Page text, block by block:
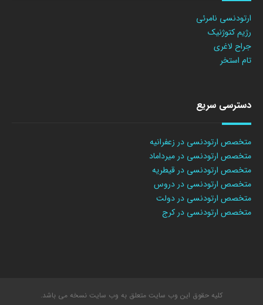
ارتودنسی نامرئی
رژیم کتوژنیک
جراح لاغری
تام استخر
دسترسی سریع
متخصص ارتودنسی در زعفرانیه
متخصص ارتودنسی در میرداماد
متخصص ارتودنسی در قیطریه
متخصص ارتودنسی در دروس
متخصص ارتودنسی در دولت
متخصص ارتودنسی در کرج
کلیه حقوق این وب سایت متعلق به وب سایت نسخه می باشد.